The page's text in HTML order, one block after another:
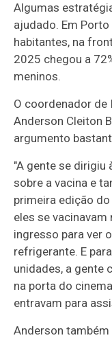
Algumas
ajudado. Em
habitantes, na
2025 chegou a
meninos.
O coordenador
Anderson Cleiton
argumento
"A gente se dirigiu
sobre a vacina e
primeira edição
eles se vacinavam
ingresso para ver
refrigerante. E
unidades, a gente
na porta do
entravam para
Anderson